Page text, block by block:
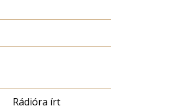
Rádióra írt